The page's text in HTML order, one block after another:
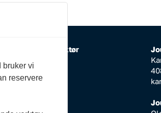
Ansvarlig redaktør
908 64 608
redaktor@pf.no
bruker vi
reservere